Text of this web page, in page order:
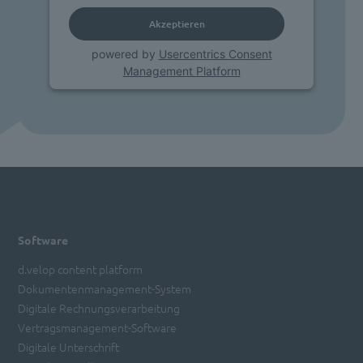
Akzeptieren
powered by Usercentrics Consent
Management Platform
Software
d.velop content platform
Dokumentenmanagement-System
Digitale Rechnungsverarbeitung
Vertragsmanagement-Software
Digitale Unterschrift